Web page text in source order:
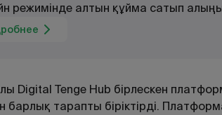
режимінде алтын құйма сатып
Digital Tenge Hub бірлескен
барлық тарапты біріктірді.